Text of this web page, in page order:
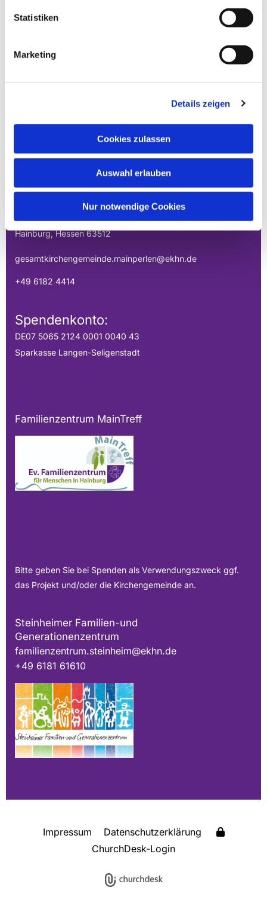
Statistiken
Marketing
Details zeigen
Cookies zulassen
Auswahl erlauben
Nur notwendige Cookies
EVANGELISCHE
GESAMTKIRCHENGEMEINDE DER
MAINPERLEN
Hainburg, Hessen 63512
gesamtkirchengemeinde.mainperlen@ekhn.de
+49 6182 4414
Spendenkonto:
DE07 5065 2124 0001 0040 43
Sparkasse Langen-Seligenstadt
Familienzentrum MainTreff
Bitte geben Sie bei Spenden als Verwendungszweck ggf.
das Projekt und/oder die Kirchengemeinde an.
Steinheimer Familien-und
Generationenzentrum
familienzentrum.steinheim@ekhn.de
+49 6181 61610
Impressum
Datenschutzerklärung
ChurchDesk-Login